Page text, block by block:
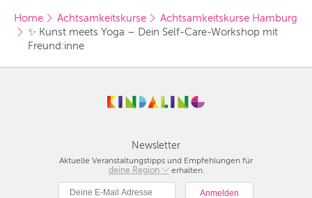
Home Achtsamkeitskurse
Achtsamkeitskurse Hamburg
✨ Kunst meets Yoga – Dein Self-Care-Workshop mit
Freund:inne
Newsletter
Aktuelle Veranstaltungstipps und Empfehlungen für
deine Region
Berlin
München
erhalten.